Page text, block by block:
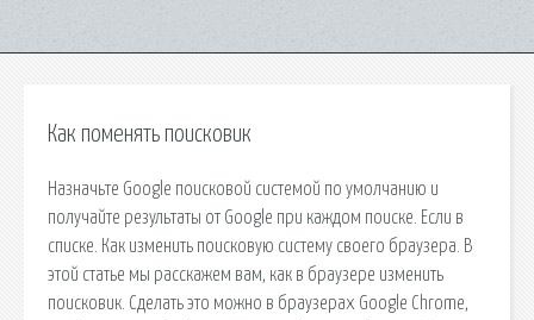
Как поменять поисковик
Назначьте Google поисковой системой по умолчанию и
получайте результаты от Google при каждом поиске. Если в
списке. Как изменить поисковую систему своего браузера. В
этой статье мы расскажем вам, как в браузере изменить
поисковик. Сделать это можно в браузерах Google Chrome,